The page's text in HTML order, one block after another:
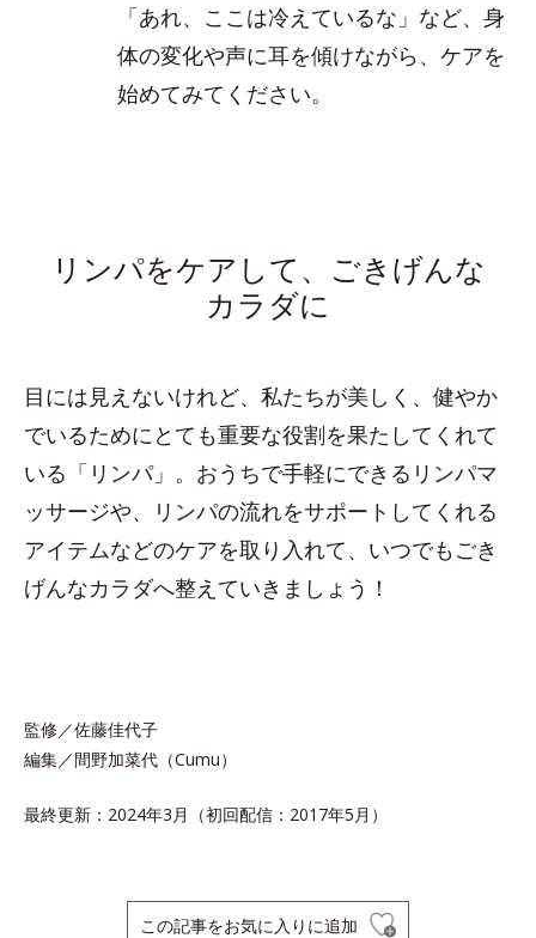
「あれ、ここは冷えているな」など、身
体の変化や声に耳を傾けながら、ケアを
始めてみてください。
リンパをケアして、ごきげんな
カラダに
目には見えないけれど、私たちが美しく、健やか
でいるためにとても重要な役割を果たしてくれて
いる「リンパ」。おうちで手軽にできるリンパマ
ッサージや、リンパの流れをサポートしてくれる
アイテムなどのケアを取り入れて、いつでもごき
げんなカラダへ整えていきましょう！
監修／佐藤佳代子
編集／間野加菜代（Cumu）
最終更新：2024年3月（初回配信：2017年5月）
この記事をお気に入りに追加